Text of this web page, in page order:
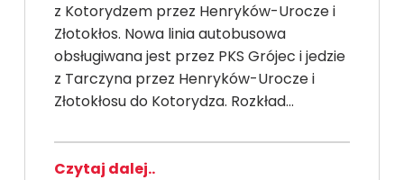
z Kotorydzem przez Henryków-Urocze i
Złotokłos. Nowa linia autobusowa
obsługiwana jest przez PKS Grójec i jedzie
z Tarczyna przez Henryków-Urocze i
Złotokłosu do Kotorydza. Rozkład…
Czytaj dalej..